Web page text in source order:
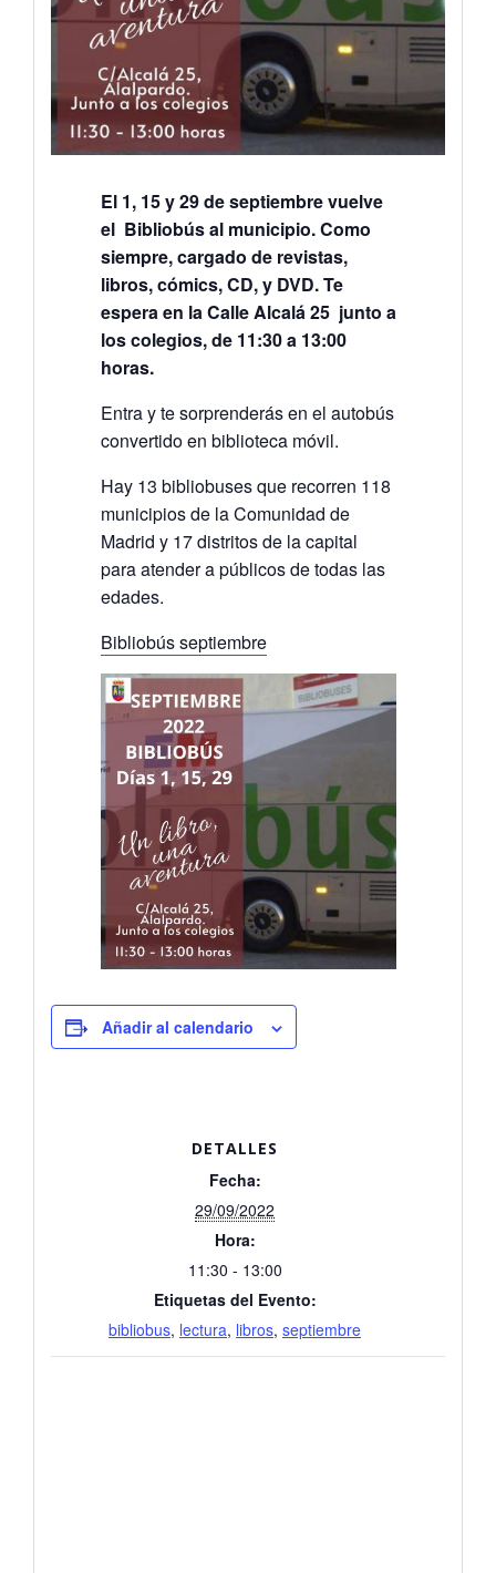
El 1, 15 y 29 de septiembre vuelve
el Bibliobús al municipio. Como
siempre, cargado de revistas,
libros, cómics, CD, y DVD. Te
espera en la Calle Alcalá 25 junto a
los colegios, de 11:30 a 13:00
horas.
Entra y te sorprenderás en el autobús
convertido en biblioteca móvil.
Hay 13 bibliobuses que recorren 118
municipios de la Comunidad de
Madrid y 17 distritos de la capital
para atender a públicos de todas las
edades.
Bibliobús septiembre
Añadir al calendario
DETALLES
Fecha:
29/09/2022
Hora:
11:30 - 13:00
Etiquetas del Evento:
bibliobus, lectura, libros, septiembre